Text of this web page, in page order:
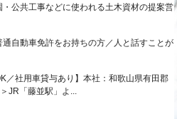
・公共工事などに使われる土木資材の提案営
通自動車免許をお持ちの方／人と話すことが
／社用車貸与あり】本社：和歌山県有田郡
JR「藤並駅」よ...